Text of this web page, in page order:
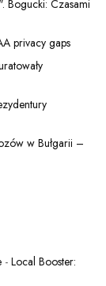
Bogucki: Czasami
privacy gaps
w Bułgarii –
- Local Booster: